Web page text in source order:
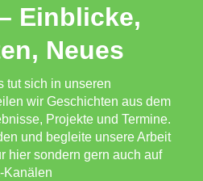
Einblicke,
Neues
tut sich in unseren
wir Geschichten aus dem
Projekte und Termine.
und begleite unsere Arbeit
hier sondern gern auch auf
Kanälen